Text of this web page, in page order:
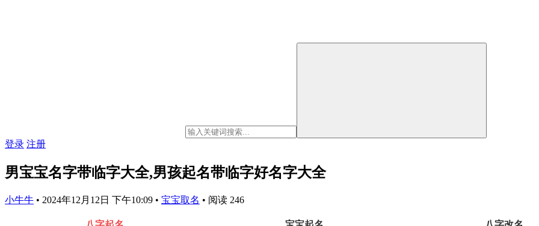
登录 注册
男宝宝名字带临字大全,男孩起名带临字好名字大全
小牛牛 • 2024年12月12日 下午10:09 • 宝宝取名 • 阅读 246